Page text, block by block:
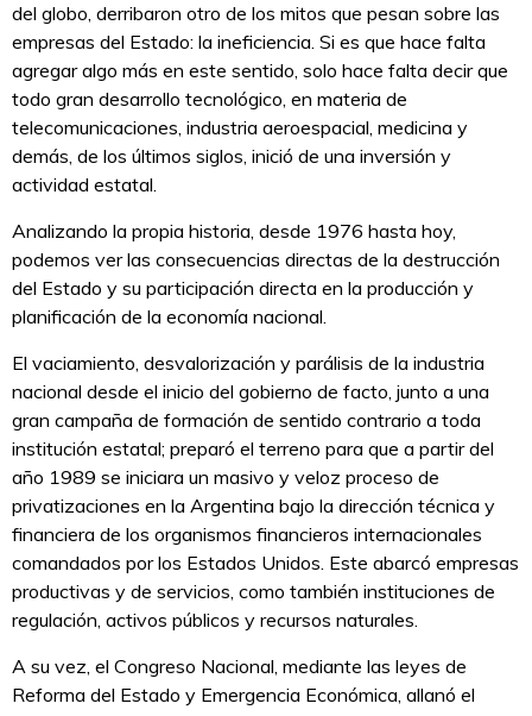
del globo, derribaron otro de los mitos que pesan sobre las
empresas del Estado: la ineficiencia. Si es que hace falta
agregar algo más en este sentido, solo hace falta decir que
todo gran desarrollo tecnológico, en materia de
telecomunicaciones, industria aeroespacial, medicina y
demás, de los últimos siglos, inició de una inversión y
actividad estatal.
Analizando la propia historia, desde 1976 hasta hoy,
podemos ver las consecuencias directas de la destrucción
del Estado y su participación directa en la producción y
planificación de la economía nacional.
El vaciamiento, desvalorización y parálisis de la industria
nacional desde el inicio del gobierno de facto, junto a una
gran campaña de formación de sentido contrario a toda
institución estatal; preparó el terreno para que a partir del
año 1989 se iniciara un masivo y veloz proceso de
privatizaciones en la Argentina bajo la dirección técnica y
financiera de los organismos financieros internacionales
comandados por los Estados Unidos. Este abarcó empresas
productivas y de servicios, como también instituciones de
regulación, activos públicos y recursos naturales.
A su vez, el Congreso Nacional, mediante las leyes de
Reforma del Estado y Emergencia Económica, allanó el